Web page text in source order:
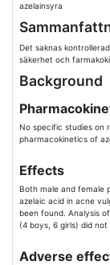
azelainsyra
Det saknas
säkerhet och
Background
No specific studies on
pharmacokinetics of
Effects
Both male and female
azelaic acid in acne
been found. Analysis
(4 boys, 6 girls) did
Adverse